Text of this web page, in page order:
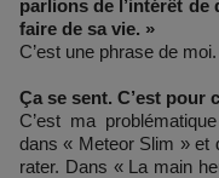
parlions de l’intérêt de
faire de sa vie. »
C’est une phrase de moi.
Ça se sent. C’est pour
C’est ma
dans « Meteor Slim » et
rater. Dans « La main